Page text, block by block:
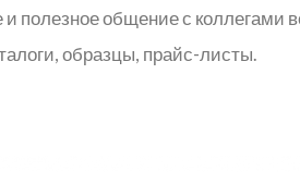
и полезное общение с коллегами
образцы, прайс-листы.